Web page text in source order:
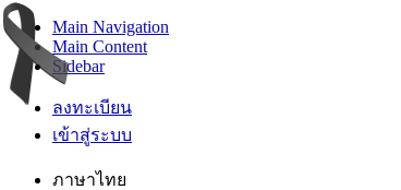
Main Navigation
Main Content
Sidebar
ลงทะเบียน
เข้าสู่ระบบ
ภาษาไทย